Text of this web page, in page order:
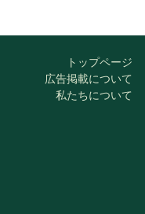
トップページ
広告掲載について
私たちについて